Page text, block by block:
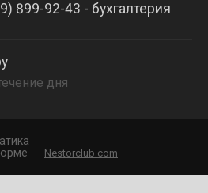
899-92-43 - бухгалтерия
дня
Nestorclub.com